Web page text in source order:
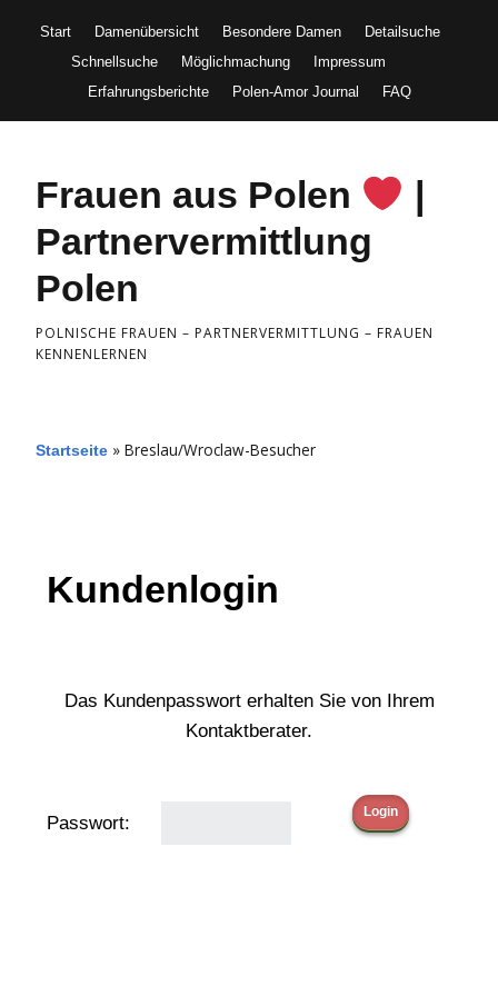
Start Damenübersicht Besondere Damen
Detailsuche
Schnellsuche
Möglichmachung
Impressum
Erfahrungsberichte
Polen-Amor Journal FAQ
Frauen aus Polen
|
Partnervermittlung
Polen
POLNISCHE FRAUEN – PARTNERVERMITTLUNG – FRAUEN
KENNENLERNEN
Startseite » Breslau/Wroclaw-Besucher
Kundenlogin
Das Kundenpasswort erhalten Sie von Ihrem
Kontaktberater.
Passwort: